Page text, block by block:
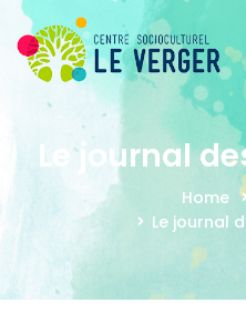
Le journal
Home
Le journal